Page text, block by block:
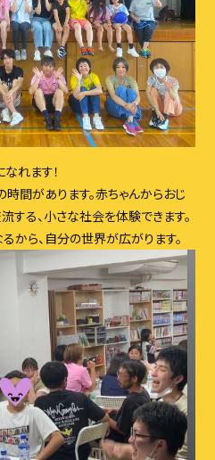
れます！
間があります。⾚ちゃんからおじ
する、⼩さな社会を体験できます。
から、⾃分の世界が広がります。